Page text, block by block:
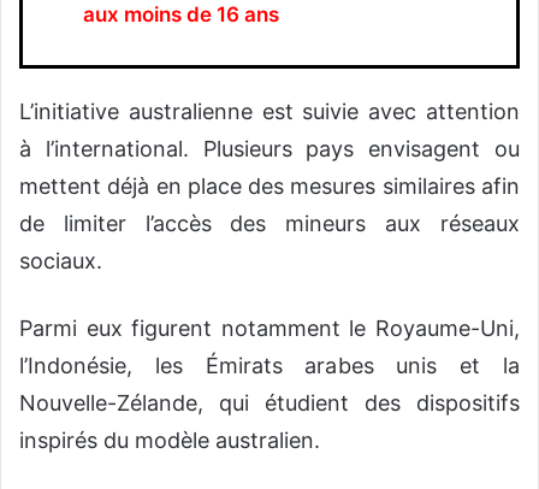
aux moins de 16 ans
L’initiative australienne est suivie avec attention
à l’international. Plusieurs pays envisagent ou
mettent déjà en place des mesures similaires afin
de limiter l’accès des mineurs aux réseaux
sociaux.
Parmi eux figurent notamment le Royaume-Uni,
l’Indonésie, les Émirats arabes unis et la
Nouvelle-Zélande, qui étudient des dispositifs
inspirés du modèle australien.